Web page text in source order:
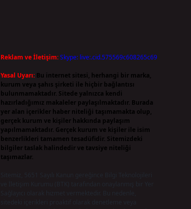
Reklam ve İletişim:Skype: live:.cid.575569c608265c69
Yasal Uyarı: Bu internet sitesi, herhangi bir marka,
kurum veya şahıs şirketi ile hiçbir bağlantısı
bulunmamaktadır. Sitede yalnızca kendi
hazırladığımız makaleler paylaşılmaktadır. Burada
yer alan içerikler haber niteliği taşımamakta olup,
gerçek kurum ve kişiler hakkında paylaşım
yapılmamaktadır. Gerçek kurum ve kişiler ile isim
benzerlikleri tamamen tesadüfidir. Sitemizdeki
bilgiler taslak halindedir ve tavsiye niteliği
taşımazlar.
sitedeki içerikleri proaktif olarak denetleme veya